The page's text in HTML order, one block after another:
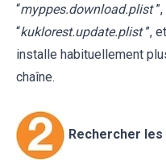
“myppes.download.plist ”,
“kuklorest.update.plist ”,
installe habituellement
chaîne.
Rechercher